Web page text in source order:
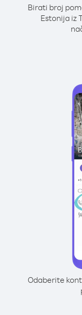
Birati broj
Estonija iz
Odaberite